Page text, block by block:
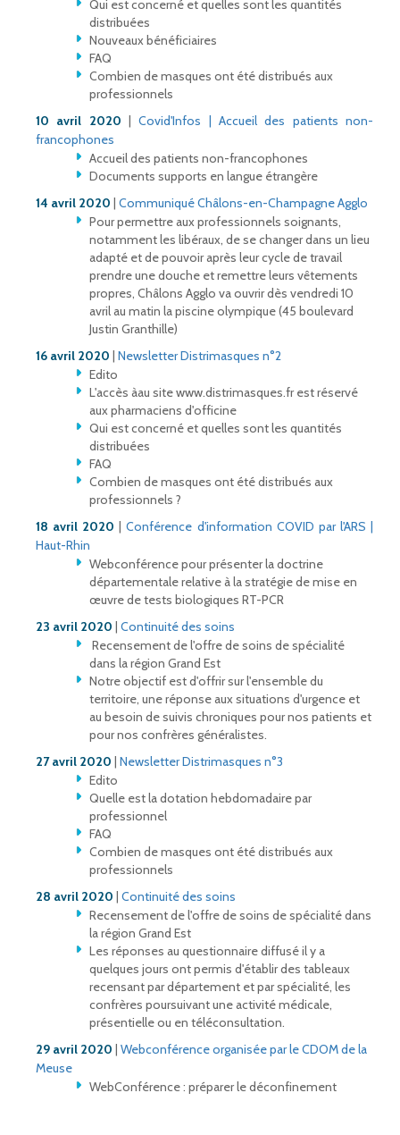
Qui est concerné et quelles sont les quantités
distribuées
Nouveaux bénéficiaires
FAQ
Combien de masques ont été distribués aux
professionnels
10 avril 2020 |Covid'Infos | Accueil des patients non-
francophones
Accueil des patients non-francophones
Documents supports en langue étrangère
14 avril 2020 | Communiqué Châlons-en-Champagne Agglo
Pour permettre aux professionnels soignants,
notamment les libéraux, de se changer dans un lieu
adapté et de pouvoir après leur cycle de travail
prendre une douche et remettre leurs vêtements
propres, Châlons Agglo va ouvrir dès vendredi 10
avril au matin la piscine olympique (45 boulevard
Justin Granthille)
16 avril 2020 | Newsletter Distrimasques n°2
Edito
L'accès àau site www.distrimasques.fr est réservé
aux pharmaciens d'officine
Qui est concerné et quelles sont les quantités
distribuées
FAQ
Combien de masques ont été distribués aux
professionnels ?
18 avril 2020 |Conférence d'information COVID par l'ARS |
Haut-Rhin
Webconférence pour présenter la doctrine
départementale relative à la stratégie de mise en
œuvre de tests biologiques RT-PCR
23 avril 2020 | Continuité des soins
Recensement de l'offre de soins de spécialité
dans la région Grand Est
Notre objectif est d'offrir sur l'ensemble du
territoire, une réponse aux situations d'urgence et
au besoin de suivis chroniques pour nos patients et
pour nos confrères généralistes.
27 avril 2020 | Newsletter Distrimasques n°3
Edito
Quelle est la dotation hebdomadaire par
professionnel
FAQ
Combien de masques ont été distribués aux
professionnels
28 avril 2020 | Continuité des soins
Recensement de l'offre de soins de spécialité dans
la région Grand Est
Les réponses au questionnaire diffusé il y a
quelques jours ont permis d'établir des tableaux
recensant par département et par spécialité, les
confrères poursuivant une activité médicale,
présentielle ou en téléconsultation.
29 avril 2020 | Webconférence organisée par le CDOM de la
Meuse
WebConférence : préparer le déconfinement